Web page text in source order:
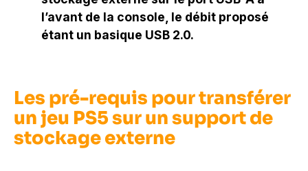
l’avant de la console, le débit proposé
étant un basique USB 2.0.
Les pré-requis pour transférer
un jeu PS5 sur un support de
stockage externe